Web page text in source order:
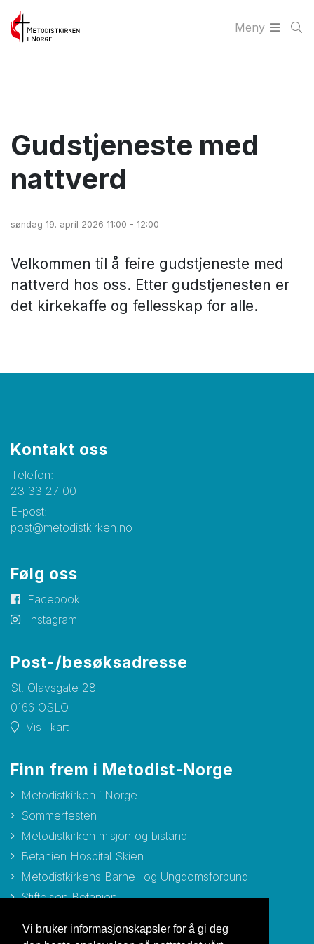
Vi bruker informasjonskapsler for å gi deg
Meny
Gudstjeneste med
nattverd
søndag 19. april 2026 11:00 - 12:00
Velkommen til å feire gudstjeneste med
nattverd hos oss. Etter gudstjenesten er
det kirkekaffe og fellesskap for alle.
Kontakt oss
Telefon:
23 33 27 00
E-post:
post@metodistkirken.no
Følg oss
Facebook
Instagram
Post-/besøksadresse
St. Olavsgate 28
0166 OSLO
Vis i kart
Finn frem i Metodist-Norge
Metodistkirken i Norge
Sommerfesten
Metodistkirken misjon og bistand
Betanien Hospital Skien
Metodistkirkens Barne- og Ungdomsforbund
Stiftelsen Betanien